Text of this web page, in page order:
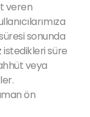
veren
sonunda
istedikleri süre
veya
ön